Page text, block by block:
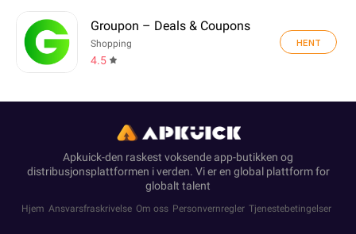
Groupon – Deals & Coupons
Shopping
4.5
HENT
Apkuick-den raskest voksende app-butikken og
distribusjonsplattformen i verden. Vi er en global plattform for
globalt talent
Hjem Ansvarsfraskrivelse Om oss Personvernregler Tjenestebetingelser